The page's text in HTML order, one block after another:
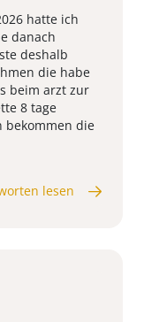
hatte ich
danach
deshalb
die habe
beim arzt zur
8 tage
bekommen die
lesen